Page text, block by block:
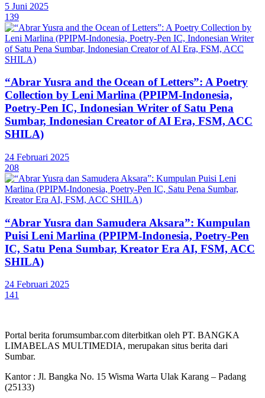
5 Juni 2025
139
“Abrar Yusra and the Ocean of Letters”: A Poetry
Collection by Leni Marlina (PPIPM-Indonesia,
Poetry-Pen IC, Indonesian Writer of Satu Pena
Sumbar, Indonesian Creator of AI Era, FSM, ACC
SHILA)
24 Februari 2025
208
“Abrar Yusra dan Samudera Aksara”: Kumpulan
Puisi Leni Marlina (PPIPM-Indonesia, Poetry-Pen
IC, Satu Pena Sumbar, Kreator Era AI, FSM, ACC
SHILA)
24 Februari 2025
141
Portal berita forumsumbar.com diterbitkan oleh PT. BANGKA
LIMABELAS MULTIMEDIA, merupakan situs berita dari
Sumbar.
Kantor : Jl. Bangka No. 15 Wisma Warta Ulak Karang – Padang
(25133)